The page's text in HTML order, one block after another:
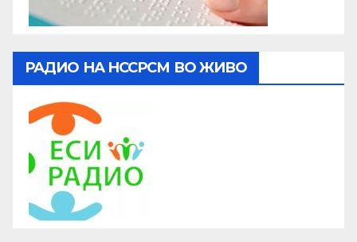
РАДИО НА НССРСМ ВО ЖИВО